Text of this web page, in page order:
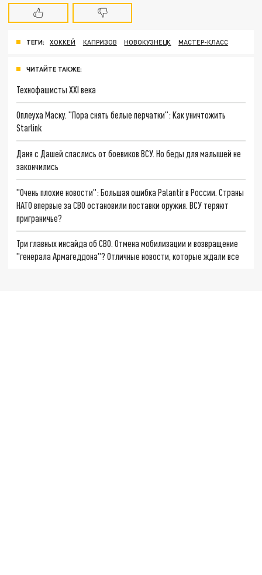
ТЕГИ: ХОККЕЙ КАПРИЗОВ НОВОКУЗНЕЦК МАСТЕР-КЛАСС
ЧИТАЙТЕ ТАКЖЕ:
Технофашисты XXI века
Оплеуха Маску. "Пора снять белые перчатки": Как уничтожить
Starlink
Даня с Дашей спаслись от боевиков ВСУ. Но беды для малышей не
закончились
"Очень плохие новости": Большая ошибка Palantir в России. Страны
НАТО впервые за СВО остановили поставки оружия. ВСУ теряют
приграничье?
Три главных инсайда об СВО. Отмена мобилизации и возвращение
"генерала Армагеддона"? Отличные новости, которые ждали все